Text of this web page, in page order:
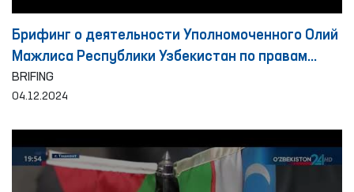
Брифинг о деятельности Уполномоченного Олий
Мажлиса Республики Узбекистан по правам
человека (омбудсмана) по выявлению и
предотвращению пыток за период 10 месяцев
BRIFING
04.12.2024